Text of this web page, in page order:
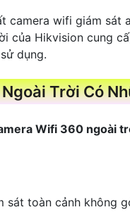
camera wifi giám
của Hikvision cung
dụng.
Trời Có
Wifi 360 ngoài
sát toàn cảnh không